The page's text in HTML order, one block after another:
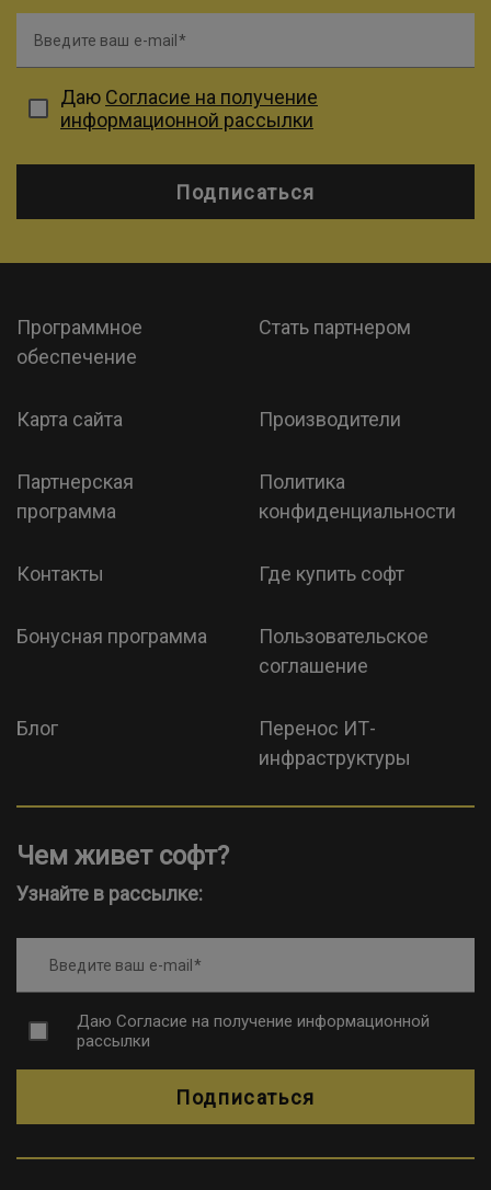
Введите ваш e-mail
Даю Согласие на получение
информационной рассылки
Подписаться
Программное
обеспечение
Стать партнером
Карта сайта Производители
Партнерская
программа
Политика
конфиденциальности
Контакты Где купить софт
Бонусная программа
Пользовательское
соглашение
Блог
Перенос ИТ-
инфраструктуры
Чем живет софт?
Узнайте в рассылке:
Введите ваш e-mail
Даю Согласие на получение информационной
рассылки
Подписаться